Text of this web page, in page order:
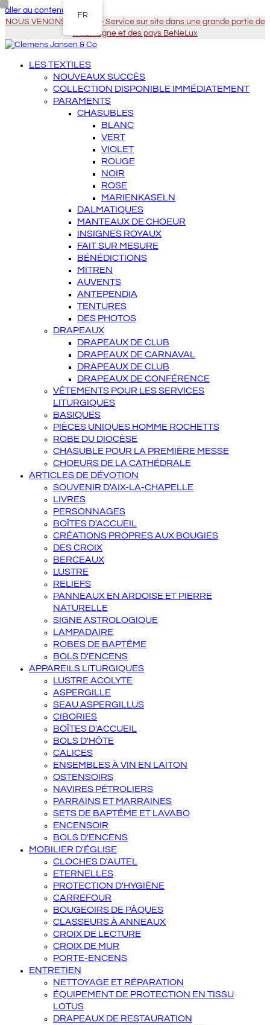
aller au contenu principal
NOUS VENONS À VOUS - Service sur site dans une grande partie de
l'Allemagne et des pays BeNeLux
LES TEXTILES
NOUVEAUX SUCCÈS
COLLECTION DISPONIBLE IMMÉDIATEMENT
PARAMENTS
CHASUBLES
BLANC
VERT
VIOLET
ROUGE
NOIR
ROSE
MARIENKASELN
DALMATIQUES
MANTEAUX DE CHOEUR
INSIGNES ROYAUX
FAIT SUR MESURE
BÉNÉDICTIONS
MITREN
AUVENTS
ANTEPENDIA
TENTURES
DES PHOTOS
DRAPEAUX
DRAPEAUX DE CLUB
DRAPEAUX DE CARNAVAL
DRAPEAUX DE CLUB
DRAPEAUX DE CONFÉRENCE
VÊTEMENTS POUR LES SERVICES
LITURGIQUES
BASIQUES
PIÈCES UNIQUES HOMME ROCHETTS
ROBE DU DIOCÈSE
CHASUBLE POUR LA PREMIÈRE MESSE
CHOEURS DE LA CATHÉDRALE
ARTICLES DE DÉVOTION
SOUVENIR D'AIX-LA-CHAPELLE
LIVRES
PERSONNAGES
BOÎTES D'ACCUEIL
CRÉATIONS PROPRES AUX BOUGIES
DES CROIX
BERCEAUX
LUSTRE
RELIEFS
PANNEAUX EN ARDOISE ET PIERRE
NATURELLE
SIGNE ASTROLOGIQUE
LAMPADAIRE
ROBES DE BAPTÊME
BOLS D'ENCENS
APPAREILS LITURGIQUES
LUSTRE ACOLYTE
ASPERGILLE
SEAU ASPERGILLUS
CIBORIES
BOÎTES D'ACCUEIL
BOLS D'HÔTE
CALICES
ENSEMBLES À VIN EN LAITON
OSTENSOIRS
NAVIRES PÉTROLIERS
PARRAINS ET MARRAINES
SETS DE BAPTÊME ET LAVABO
ENCENSOIR
BOLS D'ENCENS
MOBILIER D'ÉGLISE
CLOCHES D'AUTEL
ETERNELLES
PROTECTION D'HYGIÈNE
CARREFOUR
BOUGEOIRS DE PÂQUES
CLASSEURS À ANNEAUX
CROIX DE LECTURE
CROIX DE MUR
PORTE-ENCENS
ENTRETIEN
NETTOYAGE ET RÉPARATION
ÉQUIPEMENT DE PROTECTION EN TISSU
LOTUS
DRAPEAUX DE RESTAURATION
FR